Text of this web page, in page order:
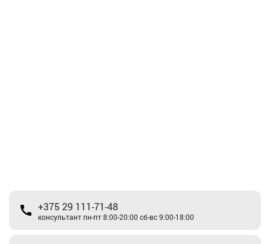
+375 29 111-71-48
консультант пн-пт 8:00-20:00 сб-вс 9:00-18:00